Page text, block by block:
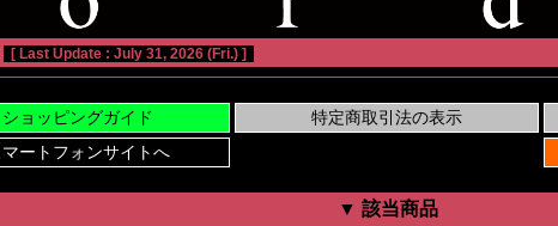
[ Last Update : July 31, 2026 (Fri.) ]
▼ 該当商品